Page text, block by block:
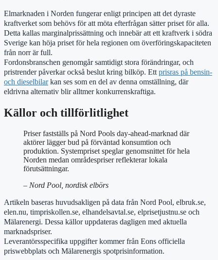
Elmarknaden i Norden fungerar enligt principen att det dyraste
kraftverket som behövs för att möta efterfrågan sätter priset för alla.
Detta kallas marginalprissättning och innebär att ett kraftverk i södra
Sverige kan höja priset för hela regionen om överföringskapaciteten
från norr är full.
Fordonsbranschen genomgår samtidigt stora förändringar, och
pristrender påverkar också beslut kring bilköp. Ettprisras på bensin-
och dieselbilarkan ses som en del av denna omställning, där
eldrivna alternativ blir alltmer konkurrenskraftiga.
Källor och tillförlitlighet
Priser fastställs på Nord Pools day-ahead-marknad där
aktörer lägger bud på förväntad konsumtion och
produktion. Systempriset speglar genomsnittet för hela
Norden medan områdespriser reflekterar lokala
förutsättningar.
– Nord Pool, nordisk elbörs
Artikeln baseras huvudsakligen på data från Nord Pool, elbruk.se,
elen.nu, timpriskollen.se, elhandelsavtal.se, elprisetjustnu.se och
Mälarenergi. Dessa källor uppdateras dagligen med aktuella
marknadspriser.
Leverantörsspecifika uppgifter kommer från Eons officiella
priswebbplats och Mälarenergis spotprisinformation.